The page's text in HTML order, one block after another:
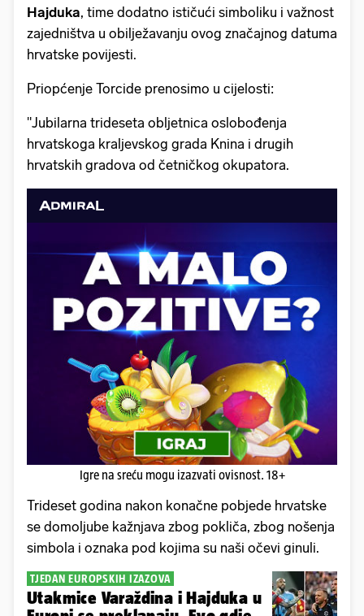
Hajduka, time dodatno ističući simboliku i važnost
zajedništva u obilježavanju ovog značajnog datuma
hrvatske povijesti.
Priopćenje Torcide prenosimo u cijelosti:
"Jubilarna trideseta obljetnica oslobođenja
hrvatskoga kraljevskog grada Knina i drugih
hrvatskih gradova od četničkog okupatora.
Igre na sreću mogu izazvati ovisnost. 18+
Trideset godina nakon konačne pobjede hrvatske
se domoljube kažnjava zbog pokliča, zbog nošenja
simbola i oznaka pod kojima su naši očevi ginuli.
TJEDAN EUROPSKIH IZAZOVA
Utakmice Varaždina i Hajduka u